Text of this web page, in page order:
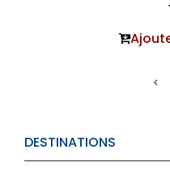
DESTINATIONS